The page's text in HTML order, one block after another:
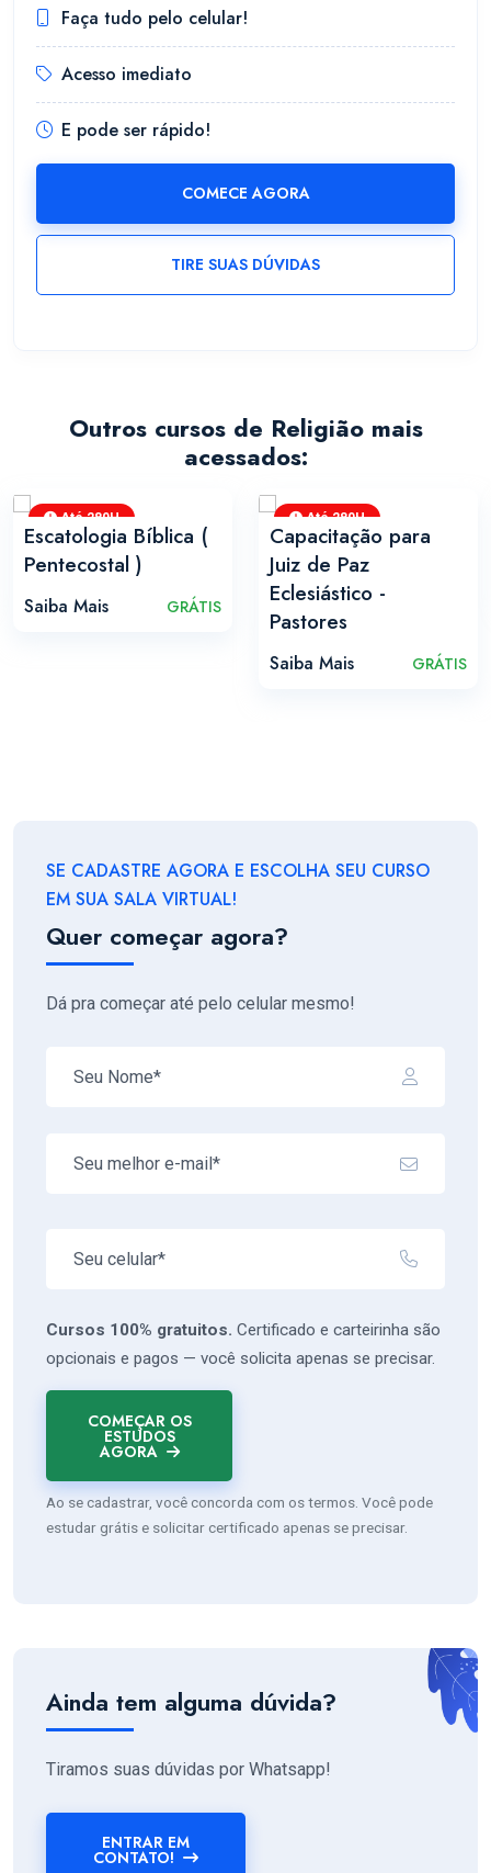
Faça tudo pelo celular!
Acesso imediato
E pode ser rápido!
COMECE AGORA
TIRE SUAS DÚVIDAS
Outros cursos de Religião mais
acessados:
Até 280H
Escatologia Bíblica (
Pentecostal )
Saiba Mais GRÁTIS
Até 280H
Capacitação para
Juiz de Paz
Eclesiástico -
Pastores
Saiba Mais GRÁTIS
SE CADASTRE AGORA E ESCOLHA SEU CURSO
EM SUA SALA VIRTUAL!
Quer começar agora?
Dá pra começar até pelo celular mesmo!
Cursos 100% gratuitos. Certificado e carteirinha são
opcionais e pagos — você solicita apenas se precisar.
COMEÇAR OS
ESTUDOS
AGORA
Ao se cadastrar, você concorda com os termos. Você pode
estudar grátis e solicitar certificado apenas se precisar.
Ainda tem alguma dúvida?
Tiramos suas dúvidas por Whatsapp!
ENTRAR EM
CONTATO!